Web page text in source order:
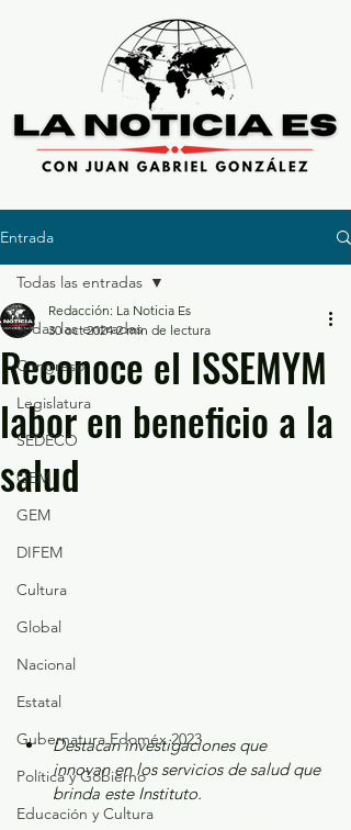
Entrada
Todas las entradas
Congreso
Legislatura
SEDECO
GEM
GEM
DIFEM
Cultura
Global
Nacional
Estatal
Gubernatura Edoméx 2023
Política y Gobierno
Educación y Cultura
Todas las entradas
Reconoce el ISSEMYM
labor en beneficio a la
salud
Redacción: La Noticia Es
30 oct 2024 2 min de lectura
Destacan investigaciones que
innovan en los servicios de salud que
brinda este Instituto.